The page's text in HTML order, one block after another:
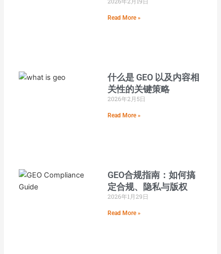
Read More »
什么是 GEO 以及内容相
关性的关键策略
2026年2月5日
Read More »
GEO合规指南：如何搞
定合规、隐私与版权
2026年1月29日
Read More »